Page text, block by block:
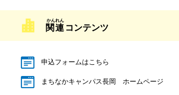
関連 コンテンツ
申込フォームはこちら
まちなかキャンパス長岡 ホームページ